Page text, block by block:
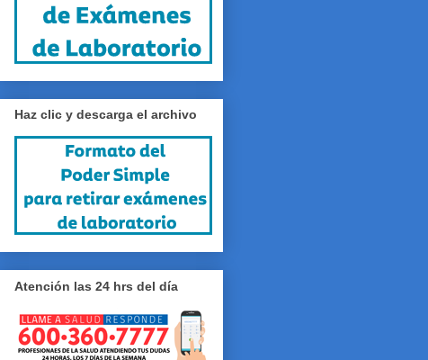
Haz clic y descarga el archivo
Atención las 24 hrs del día